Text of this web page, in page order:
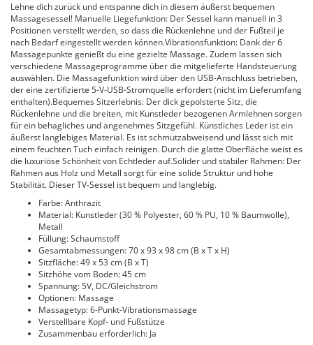
Lehne dich zurück und entspanne dich in diesem äußerst bequemen
Massagesessel! Manuelle Liegefunktion: Der Sessel kann manuell in 3
Positionen verstellt werden, so dass die Rückenlehne und der Fußteil je
nach Bedarf eingestellt werden können.Vibrationsfunktion: Dank der 6
Massagepunkte genießt du eine gezielte Massage. Zudem lassen sich
verschiedene Massageprogramme über die mitgelieferte Handsteuerung
auswählen. Die Massagefunktion wird über den USB-Anschluss betrieben,
der eine zertifizierte 5-V-USB-Stromquelle erfordert (nicht im Lieferumfang
enthalten).Bequemes Sitzerlebnis: Der dick gepolsterte Sitz, die
Rückenlehne und die breiten, mit Kunstleder bezogenen Armlehnen sorgen
für ein behagliches und angenehmes Sitzgefühl. Künstliches Leder ist ein
äußerst langlebiges Material. Es ist schmutzabweisend und lässt sich mit
einem feuchten Tuch einfach reinigen. Durch die glatte Oberfläche weist es
die luxuriöse Schönheit von Echtleder auf.Solider und stabiler Rahmen: Der
Rahmen aus Holz und Metall sorgt für eine solide Struktur und hohe
Stabilität. Dieser TV-Sessel ist bequem und langlebig.
Farbe: Anthrazit
Material: Kunstleder (30 % Polyester, 60 % PU, 10 % Baumwolle),
Metall
Füllung: Schaumstoff
Gesamtabmessungen: 70 x 93 x 98 cm (B x T x H)
Sitzfläche: 49 x 53 cm (B x T)
Sitzhöhe vom Boden: 45 cm
Spannung: 5V, DC/Gleichstrom
Optionen: Massage
Massagetyp: 6-Punkt-Vibrationsmassage
Verstellbare Kopf- und Fußstütze
Zusammenbau erforderlich: Ja